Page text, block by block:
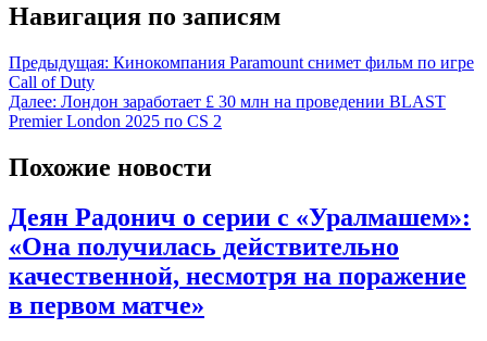
Навигация по записям
Предыдущая: Кинокомпания Paramount снимет фильм по игре
Call of Duty
Далее: Лондон заработает £ 30 млн на проведении BLAST
Premier London 2025 по CS 2
Похожие новости
Деян Радонич о серии с «Уралмашем»:
«Она получилась действительно
качественной, несмотря на поражение
в первом матче»